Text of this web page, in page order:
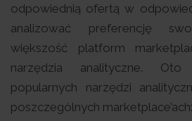
odpowiednią ofertą w
analizować preferencję
większość platform
narzędzia analityczne. Oto
popularnych narzędzi
poszczególnych marketplace’ach: